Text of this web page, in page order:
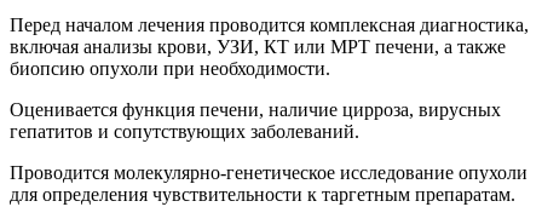
Перед началом лечения проводится комплексная диагностика,
включая анализы крови, УЗИ, КТ или МРТ печени, а также
биопсию опухоли при необходимости.
Оценивается функция печени, наличие цирроза, вирусных
гепатитов и сопутствующих заболеваний.
Проводится молекулярно-генетическое исследование опухоли
для определения чувствительности к таргетным препаратам.